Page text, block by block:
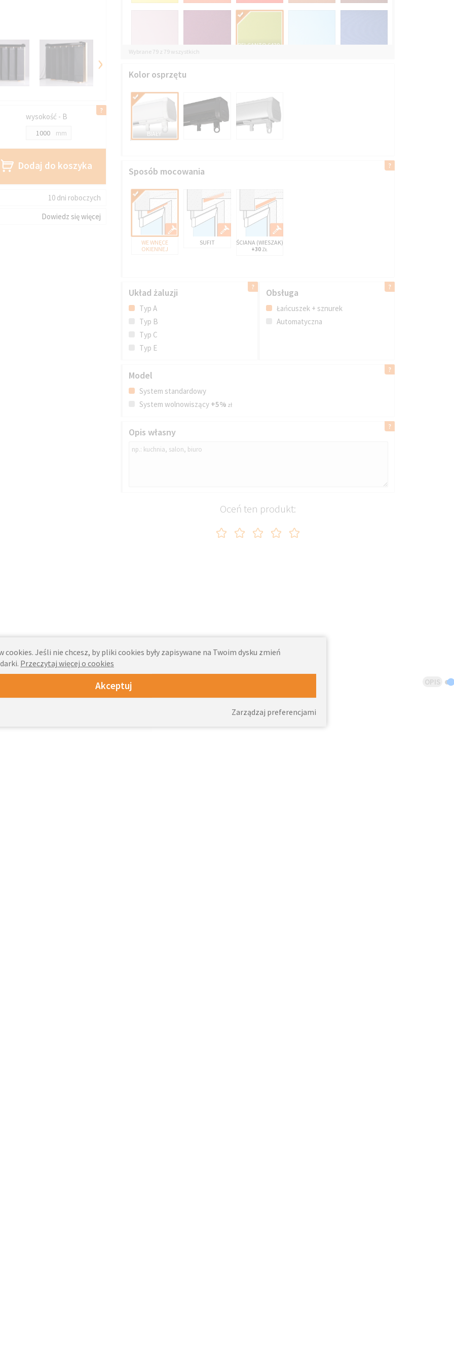
OPIS
›
wysokość - B
mm
Dodaj do koszyka
10 dni roboczych
Dowiedz się więcej
BELCANTO 6430
Wybrane 79 z 79 wszystkich
Kolor osprzętu
BIAŁY
Sposób mocowania
WE WNĘCE
OKIENNEJ
SUFIT
ŚCIANA (WIESZAK)
+30 ZŁ
Układ żaluzji
Typ A
Typ B
Typ C
Typ E
Obsługa
Łańcuszek + sznurek
Automatyczna
Model
System standardowy
System wolnowiszący +5% zł
Opis własny
Oceń ten produkt:
cookies. Jeśli nie chcesz, by pliki cookies były zapisywane na Twoim dysku zmień
Przeczytaj więcej o cookies
Akceptuj
Zarządzaj preferencjami